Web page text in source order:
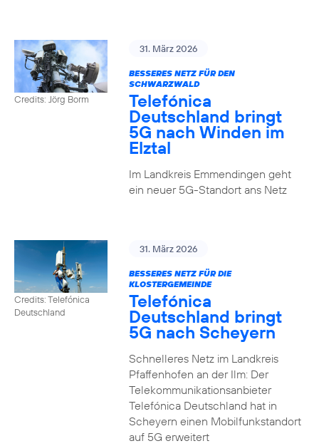
Credits: Jörg Borm
31. März 2026
BESSERES NETZ FÜR DEN
SCHWARZWALD
Telefónica
Deutschland bringt
5G nach Winden im
Elztal
Im Landkreis Emmendingen geht
ein neuer 5G-Standort ans Netz
Credits: Telefónica
Deutschland
31. März 2026
BESSERES NETZ FÜR DIE
KLOSTERGEMEINDE
Telefónica
Deutschland bringt
5G nach Scheyern
Schnelleres Netz im Landkreis
Pfaffenhofen an der Ilm: Der
Telekommunikationsanbieter
Telefónica Deutschland hat in
Scheyern einen Mobilfunkstandort
auf 5G erweitert